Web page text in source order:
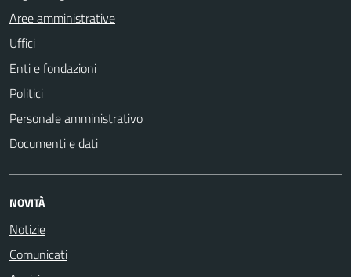
Aree amministrative
Uffici
Enti e fondazioni
Politici
Personale amministrativo
Documenti e dati
NOVITÀ
Notizie
Comunicati